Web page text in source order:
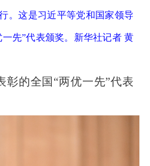
。这是习近平等党和国家领导
先”代表颁奖。新华社记者 黄
彰的全国“两优一先”代表